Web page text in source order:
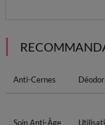
Anti-Cernes
Soin Anti-Âge